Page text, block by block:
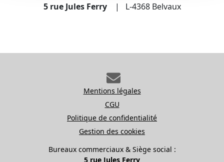
5 rue Jules Ferry L-4368 Belvaux
Mentions légales
CGU
Politique de confidentialité
Gestion des cookies
Bureaux commerciaux & Siège social :
5 rue Jules Ferry